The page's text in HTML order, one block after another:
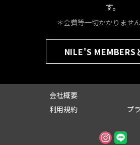
す。
＊会費等一切かかりません
NILE'S MEMBERS
会社概要
利用規約
プ